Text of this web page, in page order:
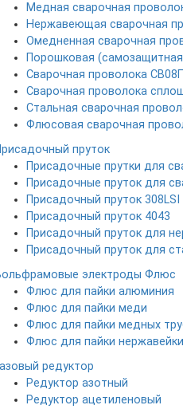
Медная сварочная
Нержавеющая сварочная
Омедненная сварочная
Порошковая
Сварочная проволока
Сварочная проволока
Стальная сварочная
Флюсовая сварочная
пруток
Присадочные прутки для
Присадочные пруток для
Присадочный пруток 308LSI
Присадочный пруток 4043
Присадочный пруток для
Присадочный пруток для
электроды Флюс
Флюс для пайки алюминия
Флюс для пайки меди
Флюс для пайки медных
Флюс для пайки нержавейки
редуктор
Редуктор азотный
Редуктор ацетиленовый